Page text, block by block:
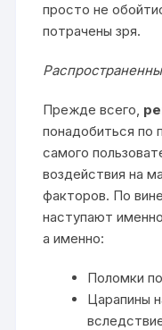
просто не
потрачены зря.
Прежде всего,
понадобиться по
самого
воздействия на
факторов. По
наступают
а именно:
Поломки
Царапины